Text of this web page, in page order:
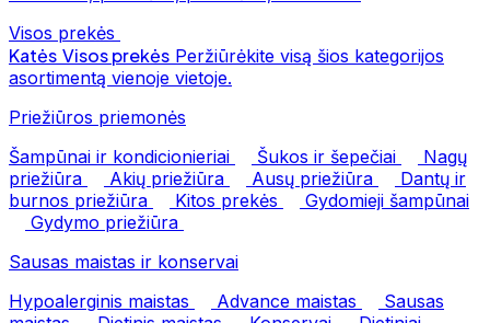
Visos prekės
Katės Visos prekės Peržiūrėkite visą šios kategorijos
asortimentą vienoje vietoje.
Priežiūros priemonės
Šampūnai ir kondicionieriai
Šukos ir šepečiai
Nagų
priežiūra
Akių priežiūra Ausų priežiūra
Dantų ir
burnos priežiūra
Kitos prekės
Gydomieji šampūnai
Gydymo priežiūra
Sausas maistas ir konservai
Hypoalerginis maistas
Advance maistas
Sausas